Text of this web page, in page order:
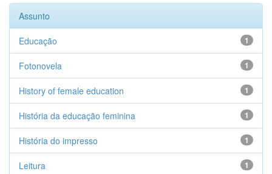
Assunto
1
Educação
1
Fotonovela
1
History of female education
1
História da educação feminina
1
História do impresso
1
Leitura